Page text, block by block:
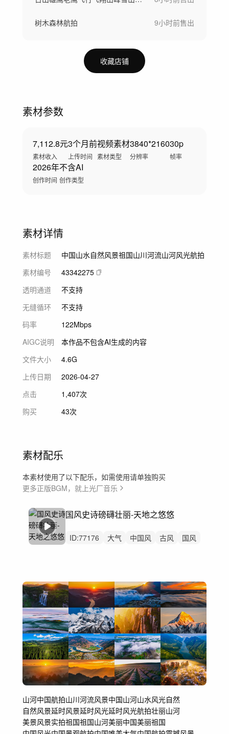
树木森林航拍 9小时前售出
收藏店铺
素材参数
7,112.8元
素材收入
3个月前
上传时间
视频素材
素材类型
3840*2160
分辨率
30p
帧率
2026年
创作时间
不含AI
创作类型
素材详情
素材标题
中国山水自然风景祖国山川河流山河风光航拍
素材编号
43342275
透明通道
不支持
无缝循环
不支持
码率
122Mbps
AIGC说明
本作品不包含AI生成的内容
文件大小
4.6G
上传日期
2026-04-27
点击
1,407次
购买
43次
素材配乐
本素材使用了以下配乐，如需使用请单独购买
更多正版BGM，就上光厂音乐
国风史诗磅礴壮丽-天地之悠悠
ID:77176 大气 中国风 古风
国风
山河中国航拍山川河流风景中国山河山水风光自然
自然风景延时风景延时风光延时风光航拍壮丽山河
美景风景实拍祖国祖国山河美丽中国美丽祖国